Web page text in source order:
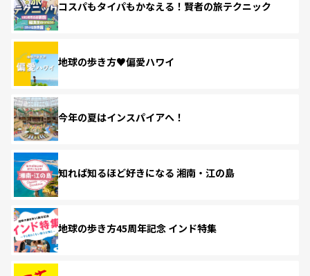
コスパもタイパもかなえる！賢者の旅テクニック
地球の歩き方♥偏愛ハワイ
今年の夏はインスパイアへ！
知れば知るほど好きになる 湘南・江の島
地球の歩き方45周年記念 インド特集